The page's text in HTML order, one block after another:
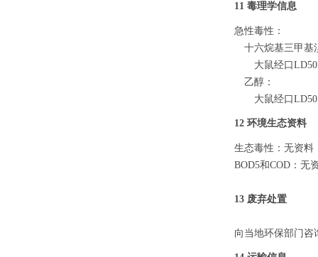
11 毒理学信息
急性毒性：
十六烷基三甲基
大鼠经口
乙醇：
大鼠经口
12 环境生态资料
生态毒性：无资料
BOD5和COD：无
13 废弃处置
向当地环保部门咨